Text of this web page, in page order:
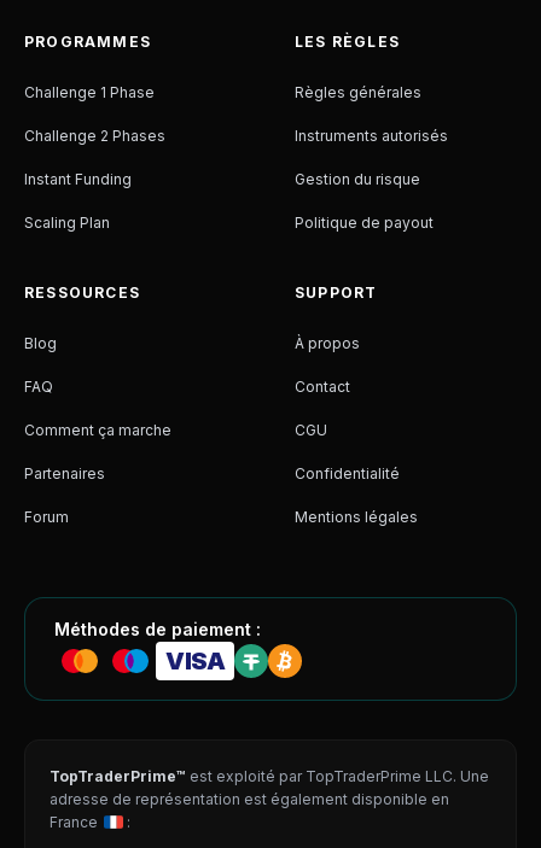
PROGRAMMES
Challenge 1 Phase
Challenge 2 Phases
Instant Funding
Scaling Plan
LES RÈGLES
Règles générales
Instruments autorisés
Gestion du risque
Politique de payout
RESSOURCES
Blog
FAQ
Comment ça marche
Partenaires
Forum
SUPPORT
À propos
Contact
CGU
Confidentialité
Mentions légales
Méthodes de paiement :
VISA
TopTraderPrime™ est exploité par TopTraderPrime LLC. Une
adresse de représentation est également disponible en
France
: